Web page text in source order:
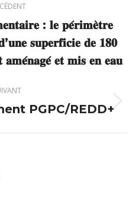
Article
précédent
: 𝐥𝐞 𝐩𝐞́𝐫𝐢𝐦𝐞̀𝐭𝐫𝐞
𝐬𝐮𝐩𝐞𝐫𝐟𝐢𝐜𝐢𝐞 𝐝𝐞 𝟏𝟖𝟎
𝐚𝐦𝐞́𝐧𝐚𝐠𝐞́ 𝐞𝐭 𝐦𝐢𝐬 𝐞𝐧 𝐞𝐚𝐮
ArticlePGPC/REDD+